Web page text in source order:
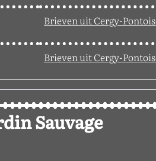
Brieven uit Cergy-
Brieven uit Cergy-
Sauvage